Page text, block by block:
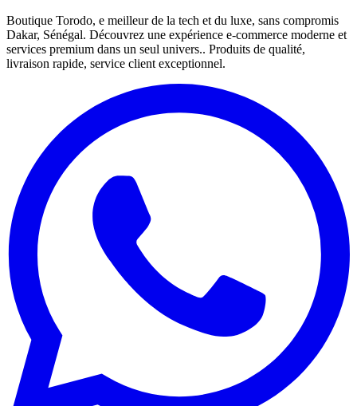
Boutique Torodo, e meilleur de la tech et du luxe, sans compromis
Dakar, Sénégal. Découvrez une expérience e-commerce moderne et
services premium dans un seul univers.. Produits de qualité,
livraison rapide, service client exceptionnel.